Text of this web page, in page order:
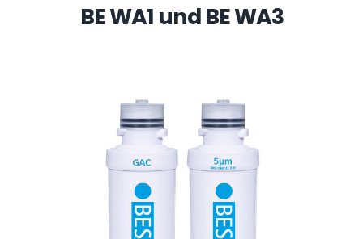
BE WA1 und BE WA3